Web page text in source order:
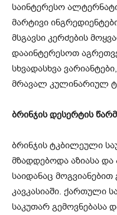
საინტერესო
მარტივი
მსგავსი კერძების
დააინტერესოთ
სხვადასხვა
მრავალ კულინარიულ
ბრინჯის დესერტის
ბრინჯის ტკბილეული
მზადდებოდა აზიასა
საიდანაც
კავკასიაში. ქართული
საკუთარ გემოვნებასა